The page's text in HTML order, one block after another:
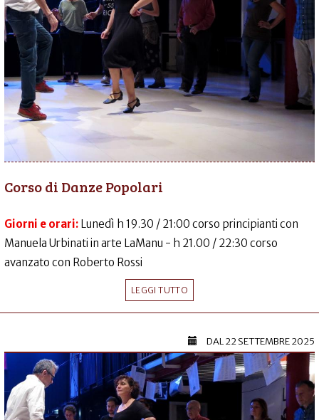
Corso di Danze Popolari
Giorni e orari: Lunedì h 19.30 / 21:00 corso principianti con
Manuela Urbinati in arte LaManu - h 21.00 / 22:30 corso
avanzato con Roberto Rossi
LEGGI TUTTO
DAL22 SETTEMBRE 2025